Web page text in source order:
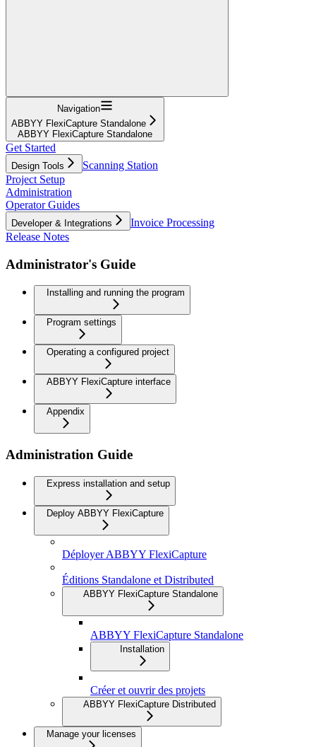
Navigation
ABBYY FlexiCapture Standalone
ABBYY FlexiCapture Standalone
Get Started
Design Tools
Scanning Station
Project Setup
Administration
Operator Guides
Developer & Integrations
Invoice Processing
Release Notes
Administrator's Guide
Installing and running the program
Program settings
Operating a configured project
ABBYY FlexiCapture interface
Appendix
Administration Guide
Express installation and setup
Deploy ABBYY FlexiCapture
Déployer ABBYY FlexiCapture
Éditions Standalone et Distributed
ABBYY FlexiCapture Standalone
ABBYY FlexiCapture Standalone
Installation
Créer et ouvrir des projets
ABBYY FlexiCapture Distributed
Manage your licenses